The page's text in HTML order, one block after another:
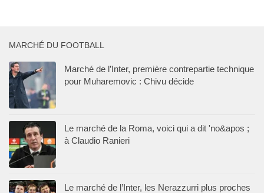
MARCHÉ DU FOOTBALL
Marché de l’Inter, première contrepartie technique
pour Muharemovic : Chivu décide
Le marché de la Roma, voici qui a dit 'no&apos ;
à Claudio Ranieri
Le marché de l’Inter, les Nerazzurri plus proches